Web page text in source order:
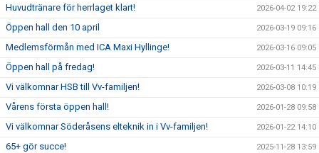
Huvudtränare för herrlaget klart! 2026-04-02 19:22
Öppen hall den 10 april 2026-03-19 09:16
Medlemsförmån med ICA Maxi Hyllinge! 2026-03-16 09:05
Öppen hall på fredag! 2026-03-11 14:45
Vi välkomnar HSB till Vv-familjen! 2026-03-08 10:19
Vårens första öppen hall! 2026-01-28 09:58
Vi välkomnar Söderåsens elteknik in i Vv-familjen! 2026-01-22 14:10
65+ gör succe! 2025-11-28 13:59